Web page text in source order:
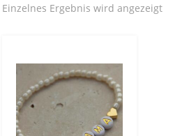
Einzelnes Ergebnis wird angezeigt